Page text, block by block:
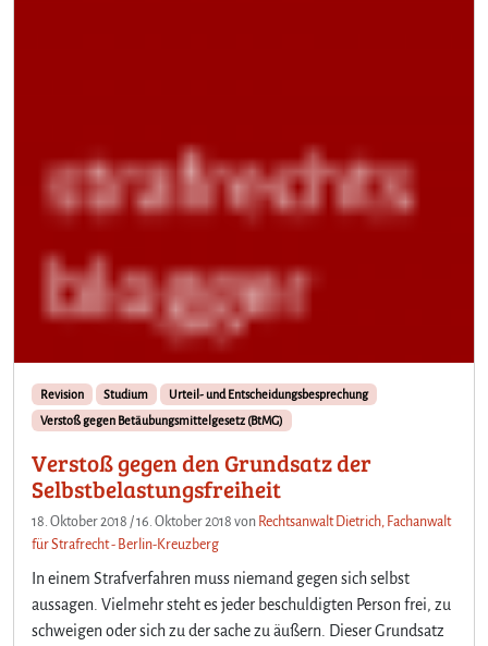
Revision Studium
Urteil- und Entscheidungsbesprechung
Verstoß gegen Betäubungsmittelgesetz (BtMG)
Verstoß gegen den Grundsatz der
Selbstbelastungsfreiheit
18. Oktober 2018 /16. Oktober 2018 von Rechtsanwalt Dietrich, Fachanwalt
für Strafrecht - Berlin-Kreuzberg
In einem Strafverfahren muss niemand gegen sich selbst
aussagen. Vielmehr steht es jeder beschuldigten Person frei, zu
schweigen oder sich zu der sache zu äußern. Dieser Grundsatz